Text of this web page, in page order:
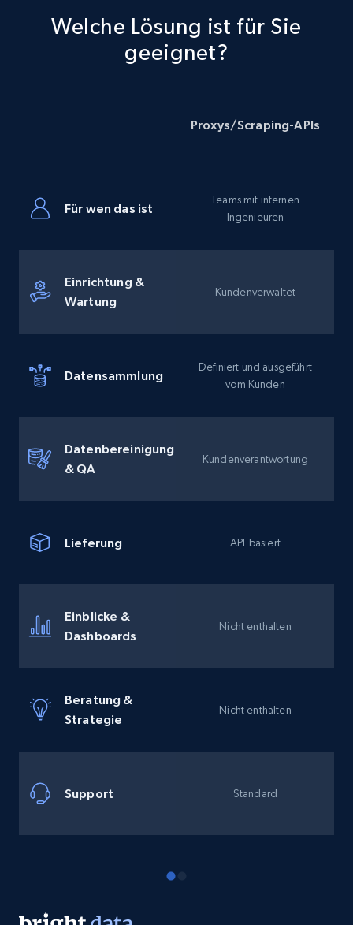
Welche Lösung ist für Sie
geeignet?
Für wen das ist
Einrichtung &
Wartung
Datensammlung
Datenbereinigung
& QA
Lieferung
Einblicke &
Dashboards
Beratung &
Strategie
Support
Proxys/Scraping-APIs
Teams mit internen
Ingenieuren
Kundenverwaltet
Definiert und ausgeführt
vom Kunden
Kundenverantwortung
API-basiert
Nicht enthalten
Nicht enthalten
Standard